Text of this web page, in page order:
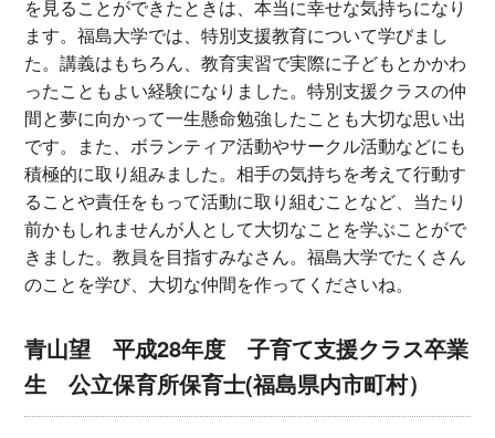
を見ることができたときは、本当に幸せな気持ちになり
ます。福島大学では、特別支援教育について学びまし
た。講義はもちろん、教育実習で実際に子どもとかかわ
ったこともよい経験になりました。特別支援クラスの仲
間と夢に向かって一生懸命勉強したことも大切な思い出
です。また、ボランティア活動やサークル活動などにも
積極的に取り組みました。相手の気持ちを考えて行動す
ることや責任をもって活動に取り組むことなど、当たり
前かもしれませんが人として大切なことを学ぶことがで
きました。教員を目指すみなさん。福島大学でたくさん
のことを学び、大切な仲間を作ってくださいね。
青山望 平成28年度 子育て支援クラス卒業
生 公立保育所保育士(福島県内市町村）